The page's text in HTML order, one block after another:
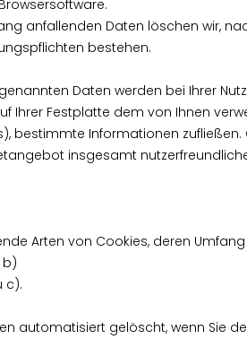
anfallenden Daten löschen wir,
bestehen.
Daten werden bei Ihrer
Ihrer Festplatte dem von Ihnen
bestimmte Informationen
insgesamt
Arten von Cookies, deren
b)
c).
automatisiert gelöscht, wenn Sie